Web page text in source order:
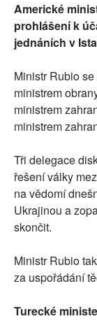
Americké
prohlášení k
jednáních v
Ministr Rubio
ministrem
ministrem
ministrem
Tři delegace
řešení války
na vědomí
Ukrajinou a
skončit.
Ministr Rubio
za uspořádání
Turecké